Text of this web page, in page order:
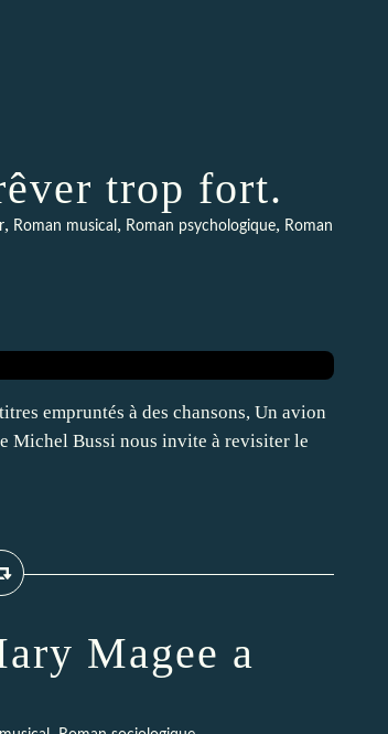
trop fort.
, Roman musical , Roman psychologique, Roman
empruntés à des chansons, Un avion
Michel Bussi nous invite à revisiter le
Magee a